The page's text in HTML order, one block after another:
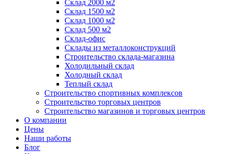
Склад 2000 м2
Склад 1500 м2
Склад 1000 м2
Склад 500 м2
Склад-офис
Склады из металлоконструкций
Строительство склада-магазина
Холодильный склад
Холодный склад
Теплый склад
Строительство спортивных комплексов
Строительство торговых центров
Строительство магазинов и торговых центров
О компании
Цены
Наши работы
Блог